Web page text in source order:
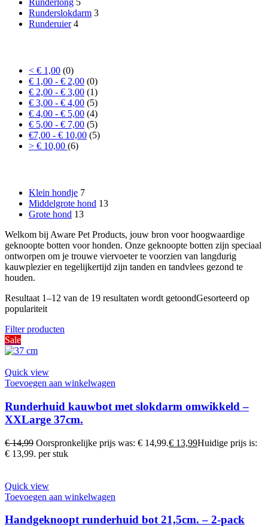
Runderslokdarm 3
Runderuier 4
< € 1,00 (0)
€ 1,00 - € 2,00 (0)
€ 2,00 - € 3,00 (1)
€ 3,00 - € 4,00 (5)
€ 4,00 - € 5,00 (4)
€ 5,00 - € 7,00 (5)
€7,00 - € 10,00 (5)
> € 10,00 (6)
Klein hondje 7
Middelgrote hond 13
Grote hond 13
Welkom bij Aware Pet Products, jouw bron voor hoogwaardige
geknoopte botten voor honden. Onze geknoopte botten zijn speciaal
ontworpen om je trouwe viervoeter te voorzien van langdurig
kauwplezier en tegelijkertijd zijn tanden en tandvlees gezond te
houden.
Resultaat 1–12 van de 19 resultaten wordt getoondGesorteerd op
populariteit
Filter producten
Sale
Quick view
Toevoegen aan winkelwagen
Runderhuid kauwbot met slokdarm omwikkeld –
XXLarge 37cm.
€14,99 Oorspronkelijke prijs was: € 14,99.€ 13,99Huidige prijs is:
€ 13,99. per stuk
Quick view
Toevoegen aan winkelwagen
Handgeknoopt runderhuid bot 21,5cm. – 2-pack